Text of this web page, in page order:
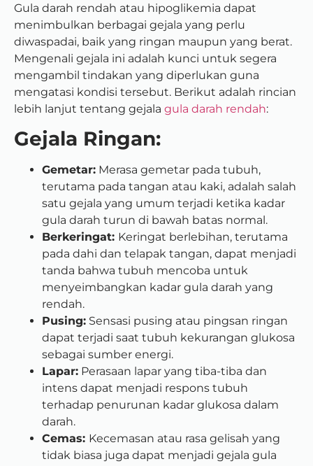
Gula darah rendah atau hipoglikemia dapat
menimbulkan berbagai gejala yang perlu
diwaspadai, baik yang ringan maupun yang berat.
Mengenali gejala ini adalah kunci untuk segera
mengambil tindakan yang diperlukan guna
mengatasi kondisi tersebut. Berikut adalah rincian
lebih lanjut tentang gejala gula darah rendah:
Gejala Ringan:
Gemetar: Merasa gemetar pada tubuh,
terutama pada tangan atau kaki, adalah salah
satu gejala yang umum terjadi ketika kadar
gula darah turun di bawah batas normal.
Berkeringat: Keringat berlebihan, terutama
pada dahi dan telapak tangan, dapat menjadi
tanda bahwa tubuh mencoba untuk
menyeimbangkan kadar gula darah yang
rendah.
Pusing: Sensasi pusing atau pingsan ringan
dapat terjadi saat tubuh kekurangan glukosa
sebagai sumber energi.
Lapar: Perasaan lapar yang tiba-tiba dan
intens dapat menjadi respons tubuh
terhadap penurunan kadar glukosa dalam
darah.
Cemas: Kecemasan atau rasa gelisah yang
tidak biasa juga dapat menjadi gejala gula